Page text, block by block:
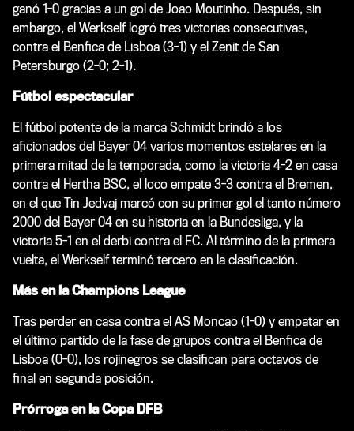
ganó 1-0 gracias a un gol de Joao Moutinho. Después, sin
embargo, el Werkself logró tres victorias consecutivas,
contra el Benfica de Lisboa (3-1) y el Zenit de San
Petersburgo (2-0; 2-1).
Fútbol espectacular
El fútbol potente de la marca Schmidt brindó a los
aficionados del Bayer 04 varios momentos estelares en la
primera mitad de la temporada, como la victoria 4-2 en casa
contra el Hertha BSC, el loco empate 3-3 contra el Bremen,
en el que Tin Jedvaj marcó con su primer gol el tanto número
2000 del Bayer 04 en su historia en la Bundesliga, y la
victoria 5-1 en el derbi contra el FC. Al término de la primera
vuelta, el Werkself terminó tercero en la clasificación.
Más en la Champions League
Tras perder en casa contra el AS Moncao (1-0) y empatar en
el último partido de la fase de grupos contra el Benfica de
Lisboa (0-0), los rojinegros se clasifican para octavos de
final en segunda posición.
Prórroga en la Copa DFB